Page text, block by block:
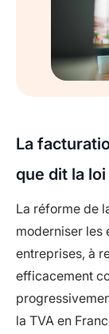
La
que dit la loi
La réforme de
moderniser les
entreprises, à
efficacement
la TVA en